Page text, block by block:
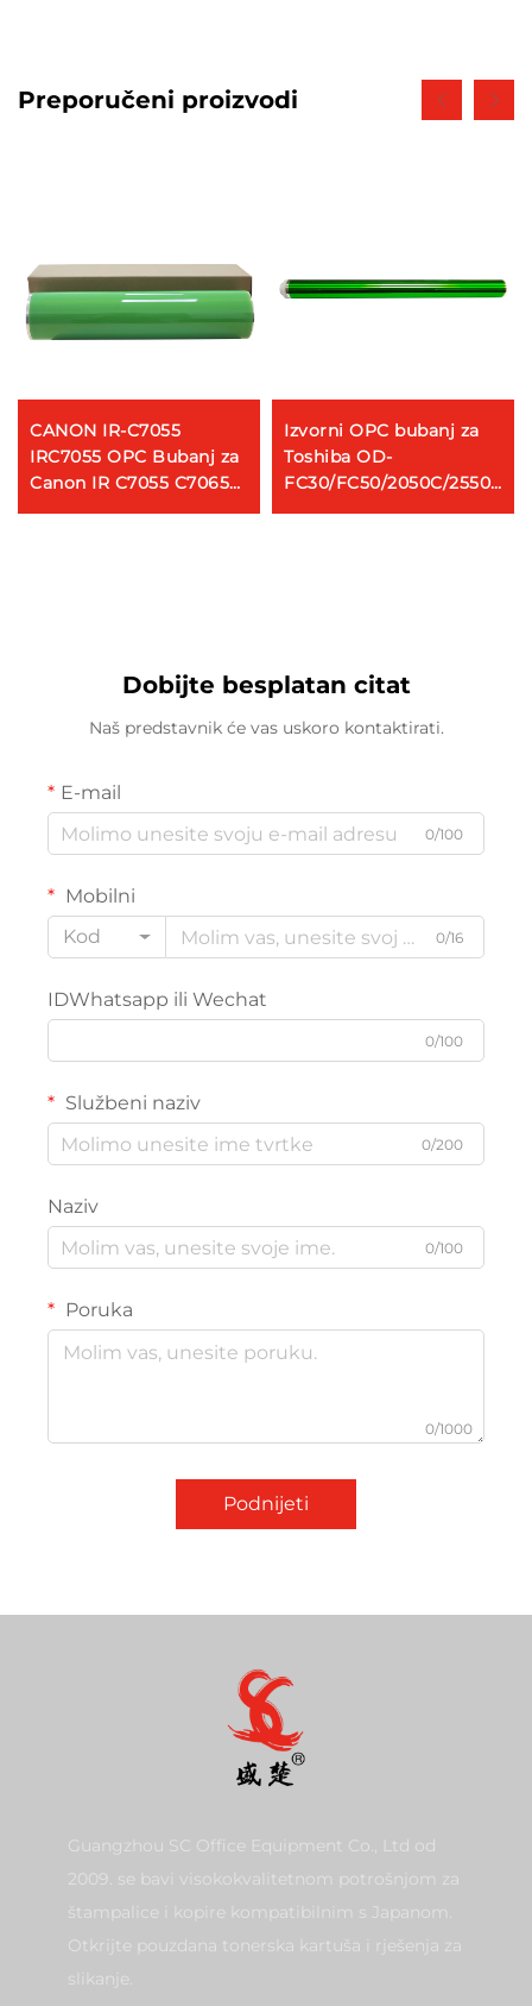
Preporučeni proizvodi
CANON IR-C7055
IRC7055 OPC Bubanj za
Canon IR C7055 C7065
9065 9075 7270 7260
Izvorni OPC bubanj za
Toshiba OD-
FC30/FC50/2050C/2550C/
bojni stroj OPC bubanj
Dobijte besplatan citat
Naš predstavnik će vas uskoro kontaktirati.
E-mail
0/100
Mobilni
Kod
0/16
IDWhatsapp ili Wechat
0/100
Službeni naziv
0/200
Naziv
0/100
Poruka
0/1000
Podnijeti
Guangzhou SC Office Equipment Co., Ltd od
2009. se bavi visokokvalitetnom potrošnjom za
štampalice i kopire kompatibilnim s Japanom.
Otkrijte pouzdana tonerska kartuša i rješenja za
slikanje.